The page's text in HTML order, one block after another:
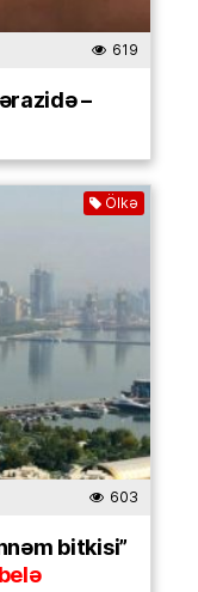
619
–
Ölkə
603
bitkisi”